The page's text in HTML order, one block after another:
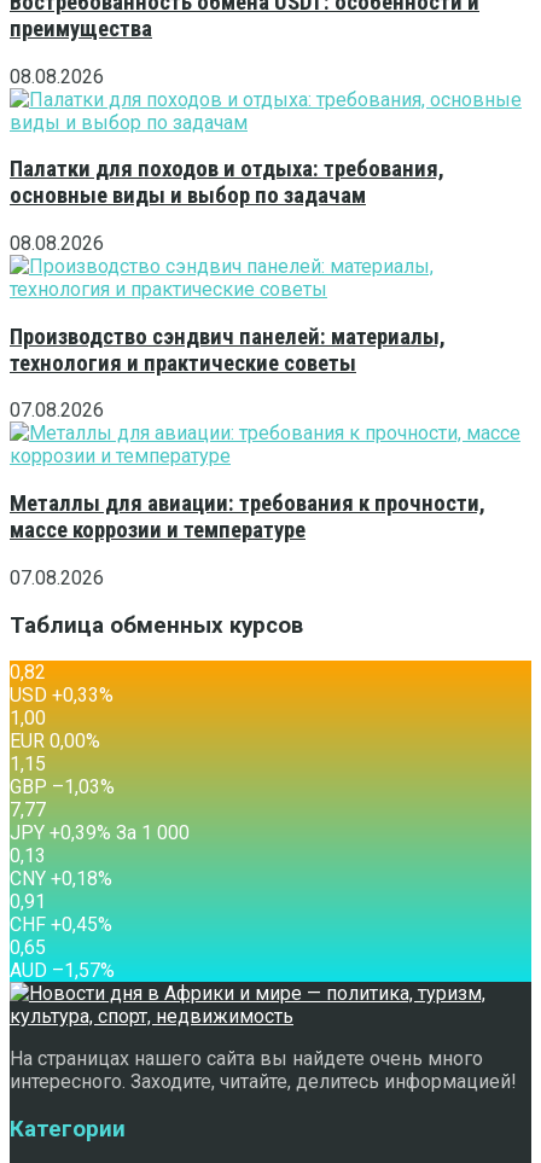
преимущества
08.08.2026
Палатки для походов и отдыха: требования,
основные виды и выбор по задачам
08.08.2026
Производство сэндвич панелей: материалы,
технология и практические советы
07.08.2026
Металлы для авиации: требования к прочности,
массе коррозии и температуре
07.08.2026
Таблица обменных курсов
0,82
USD +0,33%
1,00
EUR 0,00%
1,15
GBP –1,03%
7,77
JPY +0,39% За 1 000
0,13
CNY +0,18%
0,91
CHF +0,45%
0,65
AUD –1,57%
На страницах нашего сайта вы найдете очень много
интересного. Заходите, читайте, делитесь информацией!
Категории